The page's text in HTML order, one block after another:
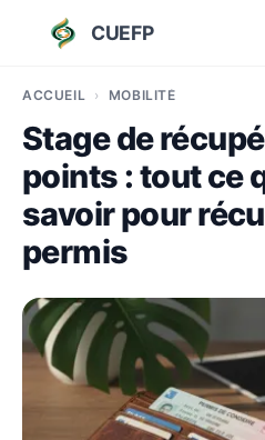
CUEFP
ACCUEIL MOBILITÉ
Stage de
points : tout ce
savoir pour
permis